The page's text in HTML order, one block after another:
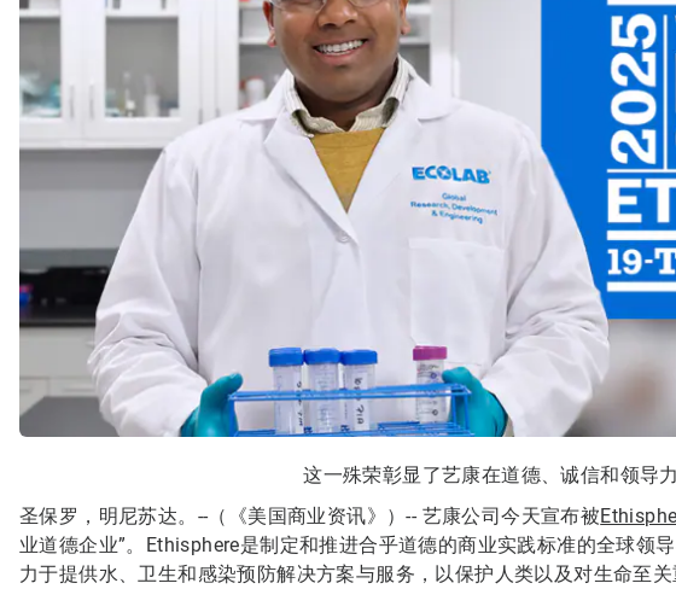
这一殊荣彰显了艺康在道德、诚信和领导
圣保罗，明尼苏达。--（《美国商业资讯》）-- 艺康公司今天宣布被
业道德企业”。Ethisphere是制定和推进合乎道德的商业实践标准的全球领
力于提供水、卫生和感染预防解决方案与服务，以保护人类以及对生命至